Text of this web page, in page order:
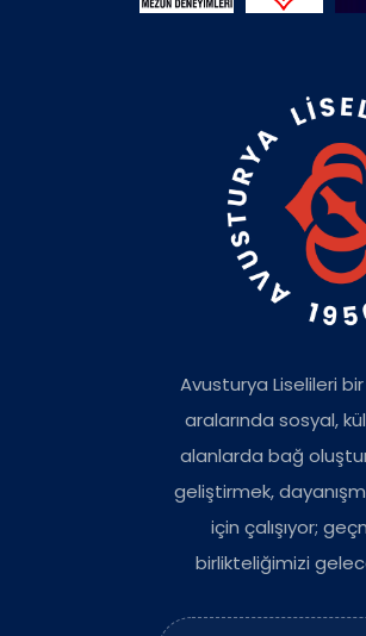
Avusturya Liselileri
aralarında sosyal,
alanlarda bağ
geliştirmek,
için çalışıyor;
birlikteliğimizi